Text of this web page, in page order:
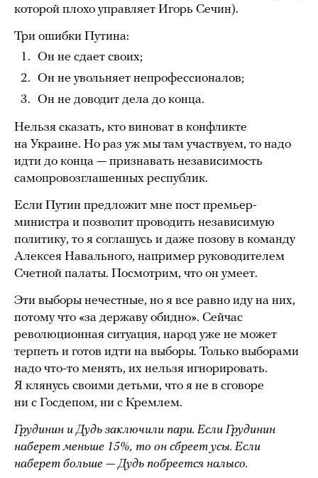
которой плохо управляет Игорь Сечин).
Три ошибки Путина:
Он не сдает своих;
Он не увольняет непрофессионалов;
Он не доводит дела до конца.
Нельзя сказать, кто виноват в конфликте
на Украине. Но раз уж мы там участвуем, то надо
идти до конца — признавать независимость
самопровозглашенных республик.
Если Путин предложит мне пост премьер-
министра и позволит проводить независимую
политику, то я соглашусь и даже позову в команду
Алексея Навального, например руководителем
Счетной палаты. Посмотрим, что он умеет.
Эти выборы нечестные, но я все равно иду на них,
потому что «за державу обидно». Сейчас
революционная ситуация, народ уже не может
терпеть и готов идти на выборы. Только выборами
надо что-то менять, их нельзя игнорировать.
Я клянусь своими детьми, что я не в сговоре
ни с Госдепом, ни с Кремлем.
Грудинин и Дудь заключили пари. Если Грудинин
наберет меньше 15%, то он сбреет усы. Если
наберет больше — Дудь побреется налысо.